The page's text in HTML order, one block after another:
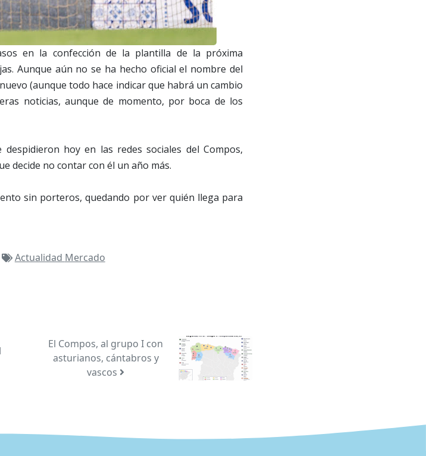
en la confección de la plantilla de la próxima
Aunque aún no se ha hecho oficial el nombre del
(aunque todo hace indicar que habrá un cambio
noticias, aunque de momento, por boca de los
hoy en las redes sociales del Compos,
decide no contar con él un año más.
sin porteros, quedando por ver quién llega para
Actualidad Mercado
El Compos, al grupo I con
asturianos, cántabros y
vascos